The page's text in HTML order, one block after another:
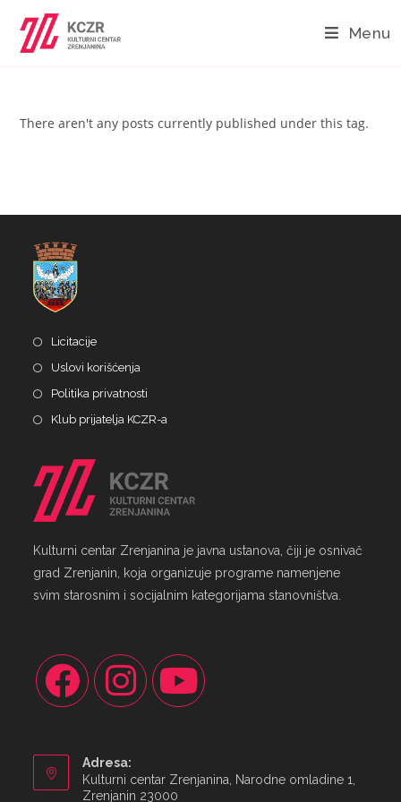
Menu
There aren't any posts currently published under this tag.
Licitacije
Uslovi korišćenja
Politika privatnosti
Klub prijatelja KCZR-a
Kulturni centar Zrenjanina je javna ustanova, čiji je osnivač
grad Zrenjanin, koja organizuje programe namenjene
svim starosnim i socijalnim kategorijama stanovništva.
Adresa:
Kulturni centar Zrenjanina, Narodne omladine 1,
Zrenjanin 23000